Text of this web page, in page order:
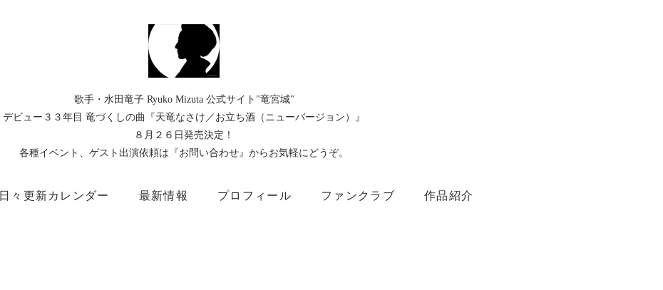
歌手・水田竜子 Ryuko Mizuta 公式サイト"竜宮城"
デビュー３３年目 竜づくしの曲『天竜なさけ／お立ち酒（ニューバージョン）』
８月２６日発売決定！
各種イベント、ゲスト出演依頼は『お問い合わせ』からお気軽にどうぞ。
日々更新カレンダー 最新情報 プロフィール ファンクラブ 作品紹介